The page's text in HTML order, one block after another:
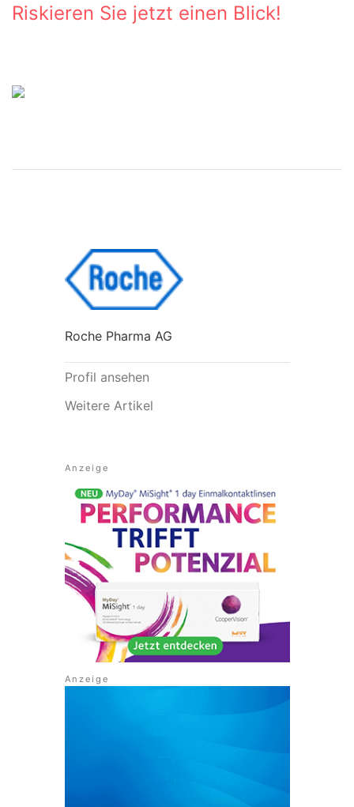
Riskieren Sie jetzt einen Blick!
Roche Pharma AG
Profil ansehen
Weitere Artikel